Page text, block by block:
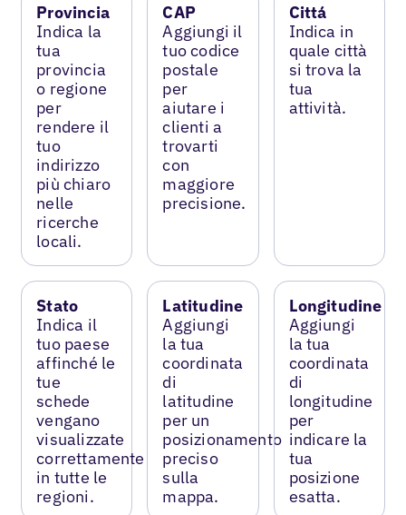
Provincia
Indica la
tua
provincia
o regione
per
rendere il
tuo
indirizzo
più chiaro
nelle
ricerche
locali.
CAP
Aggiungi il
tuo codice
postale
per
aiutare i
clienti a
trovarti
con
maggiore
precisione.
Cittá
Indica in
quale città
si trova la
tua
attività.
Stato
Indica il
tuo paese
affinché le
tue
schede
vengano
visualizzate
correttamente
in tutte le
regioni.
Latitudine
Aggiungi
la tua
coordinata
di
latitudine
per un
posizionamento
preciso
sulla
mappa.
Longitudine
Aggiungi
la tua
coordinata
di
longitudine
per
indicare la
tua
posizione
esatta.